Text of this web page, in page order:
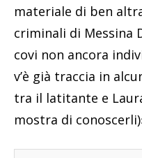
materiale di ben
criminali di Messina
covi non ancora
v’è già traccia in
tra il latitante e
mostra di